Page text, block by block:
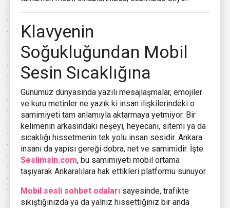
Klavyenin
Soğukluğundan Mobil
Sesin Sıcaklığına
Günümüz dünyasında yazılı mesajlaşmalar, emojiler
ve kuru metinler ne yazık ki insan ilişkilerindeki o
samimiyeti tam anlamıyla aktarmaya yetmiyor. Bir
kelimenin arkasındaki neşeyi, heyecanı, sitemi ya da
sıcaklığı hissetmenin tek yolu insan sesidir. Ankara
insanı da yapısı gereği dobra, net ve samimidir. İşte
Seslimsin.com, bu samimiyeti mobil ortama
taşıyarak Ankaralılara hak ettikleri platformu sunuyor.
Mobil sesli sohbet odaları sayesinde, trafikte
sıkıştığınızda ya da yalnız hissettiğiniz bir anda